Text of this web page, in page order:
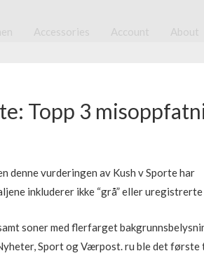
Accessories Account About
Topp 3
denne vurderingen av Kush v Sporte har
inkluderer ikke “grå” eller
soner med flerfarget
Sport og Værpost. ru ble det første